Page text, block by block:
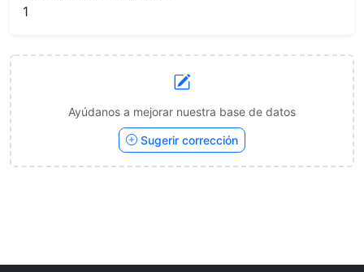
1
Ayúdanos a mejorar nuestra base de datos
Sugerir corrección